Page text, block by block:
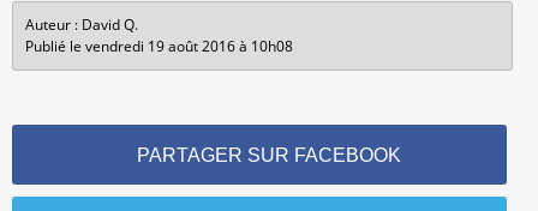
Auteur : David Q.
Publié le vendredi 19 août 2016 à 10h08
PARTAGER SUR FACEBOOK